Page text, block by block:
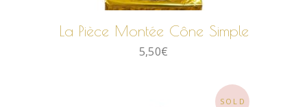
La Pièce Montée Cône Simple
5,50€
SOLD